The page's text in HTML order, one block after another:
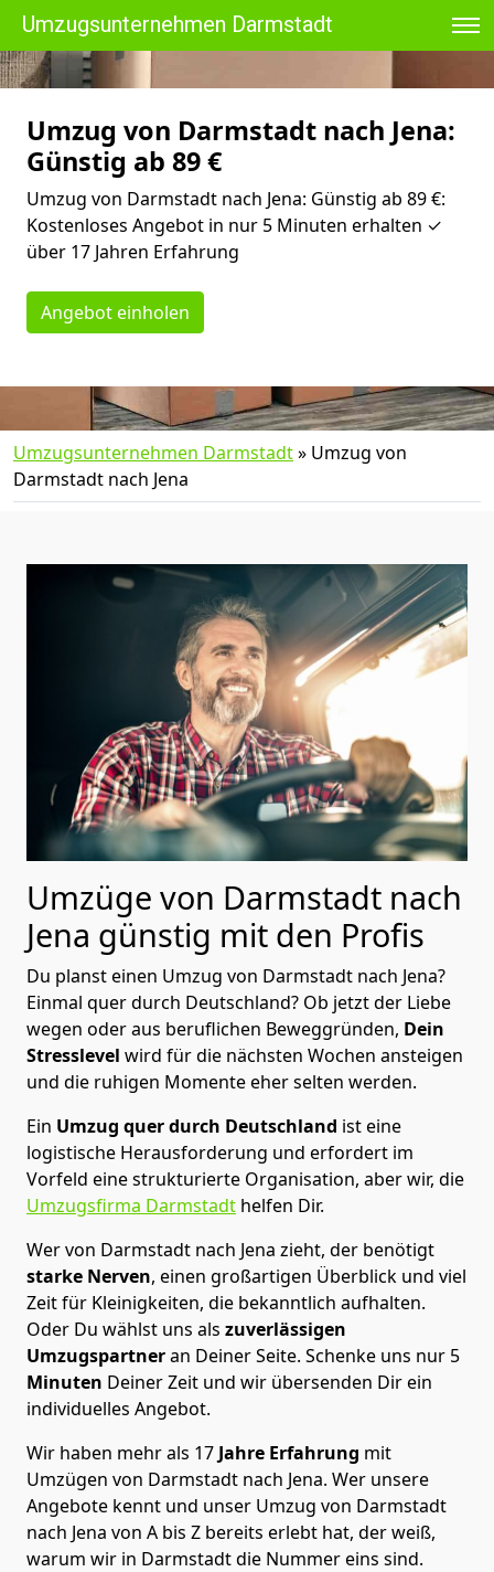
Umzugsunternehmen Darmstadt
Umzug von Darmstadt nach Jena:
Günstig ab 89 €
Umzug von Darmstadt nach Jena: Günstig ab 89 €:
Kostenloses Angebot in nur 5 Minuten erhalten ✓
über 17 Jahren Erfahrung
Angebot einholen
Umzugsunternehmen Darmstadt» Umzug von
Darmstadt nach Jena
Umzüge von Darmstadt nach
Jena günstig mit den Profis
Du planst einen Umzug von Darmstadt nach Jena?
Einmal quer durch Deutschland? Ob jetzt der Liebe
wegen oder aus beruflichen Beweggründen, Dein
Stresslevel wird für die nächsten Wochen ansteigen
und die ruhigen Momente eher selten werden.
Ein Umzug quer durch Deutschland ist eine
logistische Herausforderung und erfordert im
Vorfeld eine strukturierte Organisation, aber wir, die
Umzugsfirma Darmstadt helfen Dir.
Wer von Darmstadt nach Jena zieht, der benötigt
starke Nerven, einen großartigen Überblick und viel
Zeit für Kleinigkeiten, die bekanntlich aufhalten.
Oder Du wählst uns als zuverlässigen
Umzugspartneran Deiner Seite. Schenke uns nur 5
Minuten Deiner Zeit und wir übersenden Dir ein
individuelles Angebot.
Wir haben mehr als 17 Jahre Erfahrung mit
Umzügen von Darmstadt nach Jena. Wer unsere
Angebote kennt und unser Umzug von Darmstadt
nach Jena von A bis Z bereits erlebt hat, der weiß,
warum wir in Darmstadt die Nummer eins sind.